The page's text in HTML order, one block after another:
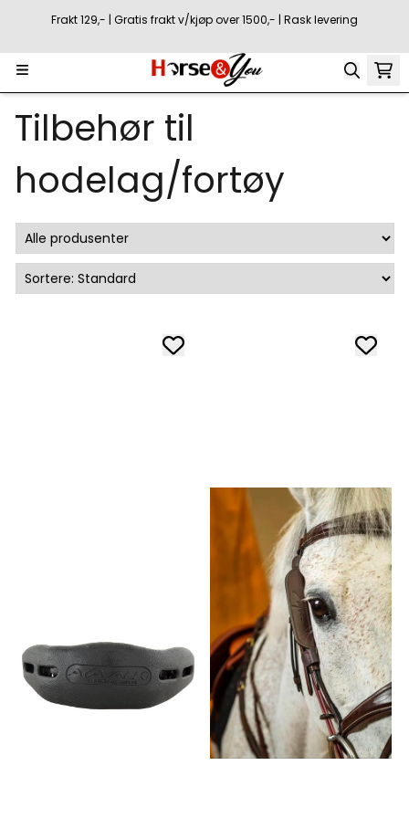
Hopp til innhold
Frakt 129,- | Gratis frakt v/kjøp over 1500,- | Rask levering
Tilbehør til
hodelag/fortøy